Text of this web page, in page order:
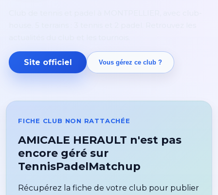
Site officiel Vous gérez ce club ?
FICHE CLUB NON RATTACHÉE
AMICALE HERAULT n'est pas
encore géré sur
TennisPadelMatchup
Récupérez la fiche de votre club pour publier